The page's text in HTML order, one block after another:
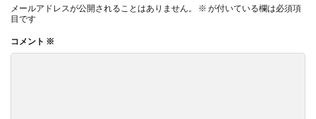
メールアドレスが公開されることはありません。 ※ が付いている欄は必須項
目です
コメント ※